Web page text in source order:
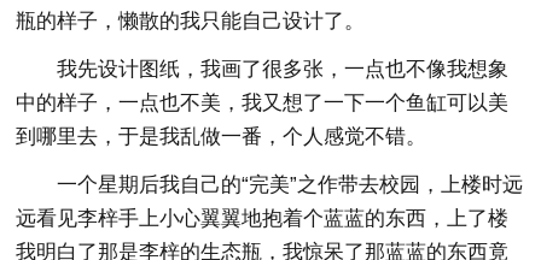
瓶的样子，懒散的我只能自己设计了。
我先设计图纸，我画了很多张，一点也不像我想象
中的样子，一点也不美，我又想了一下一个鱼缸可以美
到哪里去，于是我乱做一番，个人感觉不错。
一个星期后我自己的“完美”之作带去校园，上楼时远
远看见李梓手上小心翼翼地抱着个蓝蓝的东西，上了楼
我明白了那是李梓的生态瓶，我惊呆了那蓝蓝的东西竟